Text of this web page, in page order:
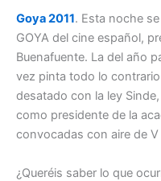
Goya 2011. Esta noche
GOYA del cine español,
Buenafuente. La del año
vez pinta todo lo
desatado con la ley
como presidente de la
convocadas con aire de
¿Queréis saber lo que